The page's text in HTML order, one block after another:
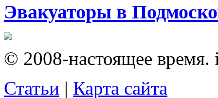
Эвакуаторы в
© 2008-настоящее время.
Статьи | Карта сайта